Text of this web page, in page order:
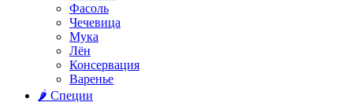
Фасоль
Чечевица
Мука
Лён
Консервация
Варенье
🌶️ Специи